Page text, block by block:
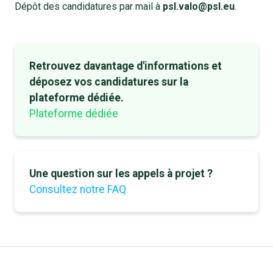
Dépôt des candidatures par mail à psl.valo@psl.eu.
Retrouvez davantage d'informations et
déposez vos candidatures sur la
plateforme dédiée.
Plateforme dédiée
Une question sur les appels à projet ?
Consultez notre FAQ